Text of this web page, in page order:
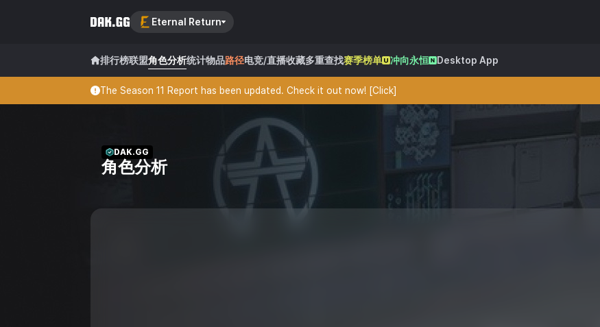
Eternal Return
排行榜联盟角色分析统计物品路径电竞/直播收藏多重查找赛季榜单 冲向永恒 Desktop App
The Season 11 Report has been updated. Check it out now! [Click]
DAK.GG
角色分析